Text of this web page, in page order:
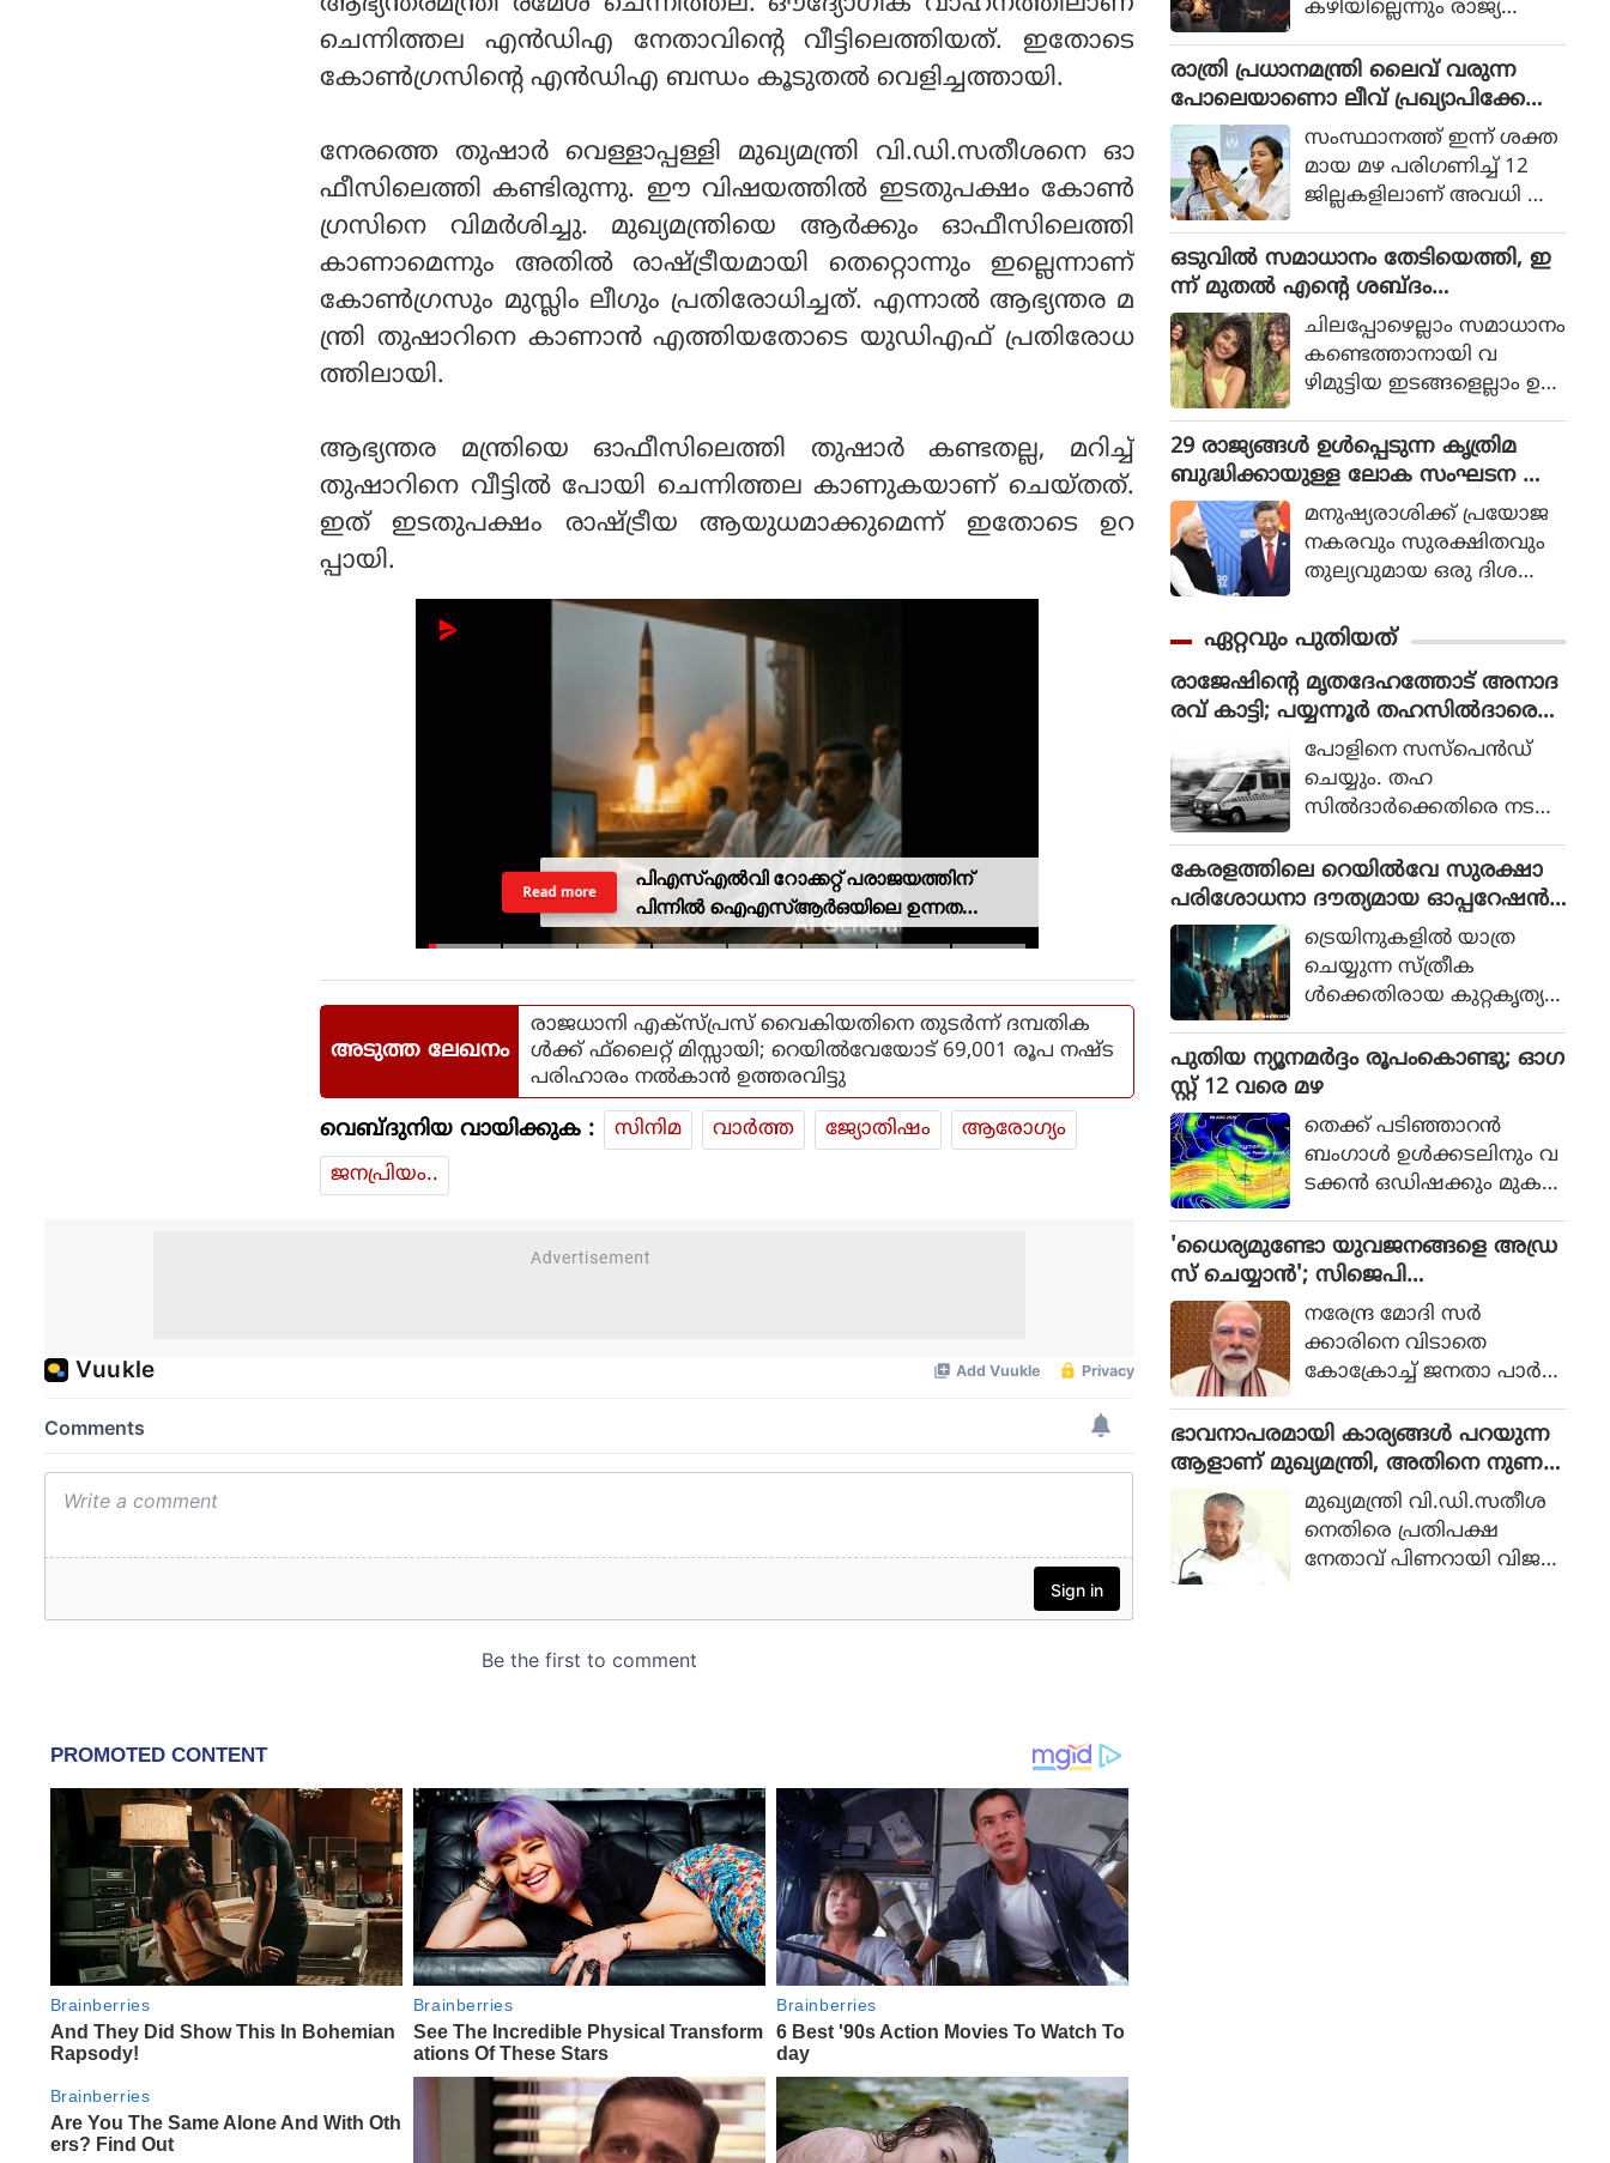
ചെന്നിത്തല എൻഡിഎ നേതാവിന്റെ വീട്ടിലെത്തിയത്. ഇതോടെ
കോൺഗ്രസിന്റെ എൻഡിഎ ബന്ധം കൂടുതൽ വെളിച്ചത്തായി.
നേരത്തെ തുഷാർ വെള്ളാപ്പള്ളി മുഖ്യമന്ത്രി വി.ഡി.സതീശനെ ഓ
ഫീസിലെത്തി കണ്ടിരുന്നു. ഈ വിഷയത്തിൽ ഇടതുപക്ഷം കോൺ
ഗ്രസിനെ വിമർശിച്ചു. മുഖ്യമന്ത്രിയെ ആർക്കും ഓഫീസിലെത്തി
കാണാമെന്നും അതിൽ രാഷ്ട്രീയമായി തെറ്റൊന്നും ഇല്ലെന്നാണ്
കോൺഗ്രസും മുസ്ലിം ലീഗും പ്രതിരോധിച്ചത്. എന്നാൽ ആഭ്യന്തര മ
ന്ത്രി തുഷാറിനെ കാണാൻ എത്തിയതോടെ യുഡിഎഫ് പ്രതിരോധ
ത്തിലായി.
ആഭ്യന്തര മന്ത്രിയെ ഓഫീസിലെത്തി തുഷാർ കണ്ടതല്ല, മറിച്ച്
തുഷാറിനെ വീട്ടിൽ പോയി ചെന്നിത്തല കാണുകയാണ് ചെയ്തത്.
ഇത് ഇടതുപക്ഷം രാഷ്ട്രീയ ആയുധമാക്കുമെന്ന് ഇതോടെ ഉറ
പ്പായി.
പിഎസ്എല്‍വി റോക്കറ്റ് പരാജയത്തിന്
പിന്നില്‍ ഐഎസ്ആര്‍ഒയിലെ ഉന്നത
ശാസ്ത്രജ്ഞനെന്ന് സംശയം
Read more
അടുത്ത ലേഖനം
രാജധാനി എക്‌സ്പ്രസ് വൈകിയതിനെ തുടര്‍ന്ന് ദമ്പതിക
ള്‍ക്ക് ഫ്‌ലൈറ്റ് മിസ്സായി; റെയില്‍വേയോട് 69,001 രൂപ നഷ്ട
പരിഹാരം നല്‍കാന്‍ ഉത്തരവിട്ടു
വെബ്ദുനിയ വായിക്കുക : സിനിമ വാര്‍ത്ത ജ്യോതിഷം
ആരോഗ്യം
ജനപ്രിയം..
കഴിയില്ലെന്നും രാജ്യത്തെ
മൊഹ്സിന്‍ നഖ്വി
വ്യാഴാഴ്ച പറഞ്ഞു. കര
സേനാ മേധാവി ഫീല്‍ഡ്
മാര്‍ഷല്‍ സയ്യിദ് അസിം
മുനീറിന്റെ അടുത്ത
യാളായി അറിയപ്പെടുന്ന ന
ഖ്വി പാകിസ്ഥാന്റെ
കോക്രോച്ചുകള്‍ ഒ
ന്നിച്ചാല്‍ രാജ്യത്തെ മ
റിച്ചിടാന്‍ കഴിയുമെന്ന് പറ
ഞ്ഞു.
രാത്രി പ്രധാനമന്ത്രി ലൈവ് വരുന്ന
പോലെയാണൊ ലീവ് പ്രഖ്യാപിക്കേണ്ട
ത്, എറണാകുളം ജില്ലാ കളക്ടർ
ക്കെതിരെ വിമർശനം
സംസ്ഥാനത്ത് ഇന്ന് ശക്ത
മായ മഴ പരിഗണിച്ച് 12
ജില്ലകളിലാണ് അവധി പ്ര
ഒടുവില്‍ സമാധാനം തേടിയെത്തി, ഇ
ന്ന് മുതല്‍ എന്റെ ശബ്ദം
തിരെഞ്ഞെടുക്കുന്നു, പോസ്റ്റുമായി
അനുപമ പരമേശ്വരന്‍, ഒരു ബ്രെയ്ക്ക
പ്പ് മണക്കുന്നുവെന്ന് സോഷ്യല്‍
മീഡിയ
ചിലപ്പോഴെല്ലാം സമാധാനം
കണ്ടെത്താനായി വ
ഴിമുട്ടിയ ഇടങ്ങളെല്ലാം ഉ
രും.
29 രാജ്യങ്ങള്‍ ഉള്‍പ്പെടുന്ന കൃത്രിമ
ബുദ്ധിക്കായുള്ള ലോക സംഘടന ആ
രംഭിച്ച് ചൈന; ഇന്ത്യ ഇല്ലമനുഷ്യരാശിക്ക് പ്രയോജ
നകരവും സുരക്ഷിതവും
തുല്യവുമായ ഒരു ദിശ
വികസിക്കുന്നുവെന്ന് ഉറ
പ്പാക്കുക എന്ന പ്രഖ്യാപിത
ലക്ഷ്യത്തോടെയാണ് ഇ
തിന്റെ ആരംഭം. ചടങ്ങില്‍
യുഎന്‍ സെക്രട്ടറി ജനറല്‍
അന്റോണിയോ ഗുട്ടെറസ്
പങ്കെടുത്തു.
ഏറ്റവും പുതിയത്
രാജേഷിന്റെ മൃതദേഹത്തോട് അനാദ
രവ് കാട്ടി; പയ്യന്നൂര്‍ തഹസില്‍ദാരെ
സസ്‌പെന്‍ഡ് ചെയ്യുംപോളിനെ സസ്‌പെന്‍ഡ്
ചെയ്യും. തഹ
സില്‍ദാര്‍ക്കെതിരെ നടപ
എ.പി. അനില്‍ കുമാര്‍
ലാന്‍ഡ് റവന്യൂ കമ്മീഷണ
ര്‍ക്ക് നിര്‍ദ്ദേശം നല്‍കി. ഇ
തുസംബന്ധിച്ച ഉത്തരവ് ഉ
ടന്‍ പുറത്തിറങ്ങുമെന്ന് പ്ര
തീക്ഷിക്കുന്നു.
കേരളത്തിലെ റെയില്‍വേ സുരക്ഷാ
പരിശോധനാ ദൗത്യമായ ഓപ്പറേഷന്‍
രക്ഷിതയില്‍ അറസ്റ്റിലായത് 33 പേര്‍
ട്രെയിനുകളില്‍ യാത്ര
ചെയ്യുന്ന സ്ത്രീക
ള്‍ക്കെതിരായ കുറ്റകൃത്യ
രുടെ സുരക്ഷ ഉറ
പ്പാക്കുന്നതിനുമായി കേര
ള റെയില്‍വേ പോലീസ്
ആരംഭിച്ച പദ്ധതിയാണ്
'ഓപ്പറേഷന്‍ രക്ഷിത.
പുതിയ ന്യൂനമർദ്ദം രൂപംകൊണ്ടു; ഓഗ
സ്റ്റ് 12 വരെ മഴ
തെക്ക് പടിഞ്ഞാറൻ
ബംഗാൾ ഉൾക്കടലിനും വ
ടക്കൻ ഒഡിഷക്കും മുക
essure Area) രൂപപ്പെട്ടു.
കേരളത്തിൽ ഓഗസ്റ്റ് 12 വ
രെയുള്ള ദിവസങ്ങളിൽ
നേരിയതോ മിതമായതോ
ആയ മഴയ്ക്ക് സാധ്യത.
'ധൈര്യമുണ്ടോ യുവജനങ്ങളെ അഡ്ര
സ് ചെയ്യാൻ'; സിജെപി
വെല്ലുവിളിയിൽ വിറച്ച് മോദി സർ
ക്കാർ
നരേന്ദ്ര മോദി സർ
ക്കാരിനെ വിടാതെ
കോക്രോച്ച് ജനതാ പാർട്ടി.
നാട്ടിലെ യുവാക്കളെ അ
ഡ്രസ് ചെയ്യാൻ സിജെപി
മോദിയെ ക്ഷണിച്ചു.
യുവാക്കളെ ബാധിക്കുന്ന
വിഷയങ്ങളെ കുറിച്ച്
മോദി സംസാരിക്കണ
ഭാവനാപരമായി കാര്യങ്ങൾ പറയുന്ന
ആളാണ് മുഖ്യമന്ത്രി, അതിനെ നുണ
എന്നും വിളിക്കാം: പിണറായി വിജയൻ
മുഖ്യമന്ത്രി വി.ഡി.സതീശ
നെതിരെ പ്രതിപക്ഷ
നേതാവ് പിണറായി വിജയ